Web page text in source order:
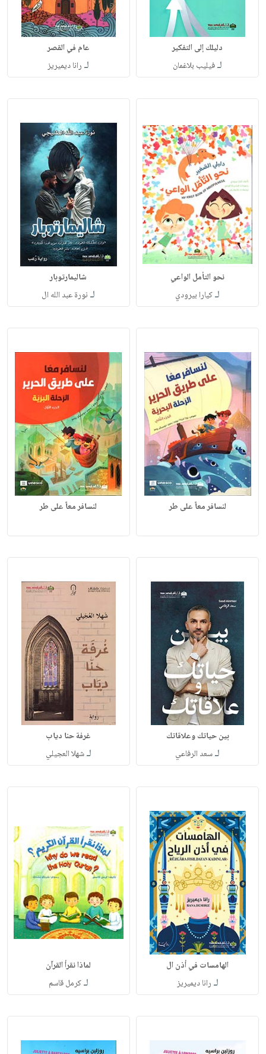
دليلك إلى التفكير
لـفيليب بلاغمان
عام في القصر
لـ رانا ديميريز
نحو التأمل الواعي
لـكيارا بيرودي
شاليمارتوبار
لـ نورة عبد الله ال
لنسافر معاً على طر لنسافر معاً على طر
بين حياتك وعلاقاتك
لـسعد الرفاعي
غرفة حنا دياب
لـشهلا العجيلي
الهامسات في أذن ال
لـ رانا ديميريز
لماذا نقرأ القرآن
لـكرمل قاسم